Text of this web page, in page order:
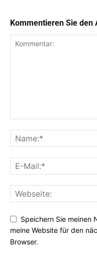
Kommentieren Sie den
Speichern Sie meinen
meine Website für den
Browser.